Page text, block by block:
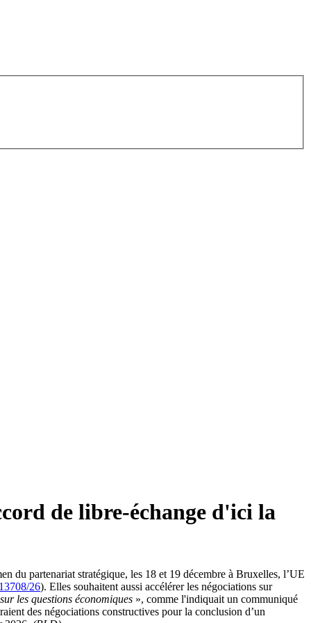
de libre-échange d'ici la
du partenariat stratégique, les 18 et 19 décembre à Bruxelles, l’UE
13708/26). Elles souhaitent aussi accélérer les négociations sur
les questions économiques », comme l'indiquait un communiqué
des négociations constructives pour la conclusion d’un